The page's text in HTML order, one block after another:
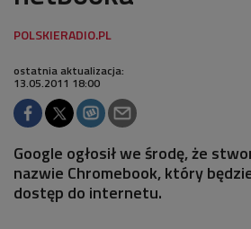
ostatnia aktualizacja:
13.05.2011 18:00
Google ogłosił we środę, że
nazwie Chromebook, który
dostęp do internetu.